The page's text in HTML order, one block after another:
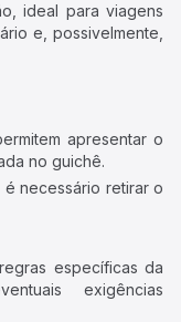
ideal para viagens
e, possivelmente,
apresentar o
no guichê.
necessário retirar o
específicas da
exigências